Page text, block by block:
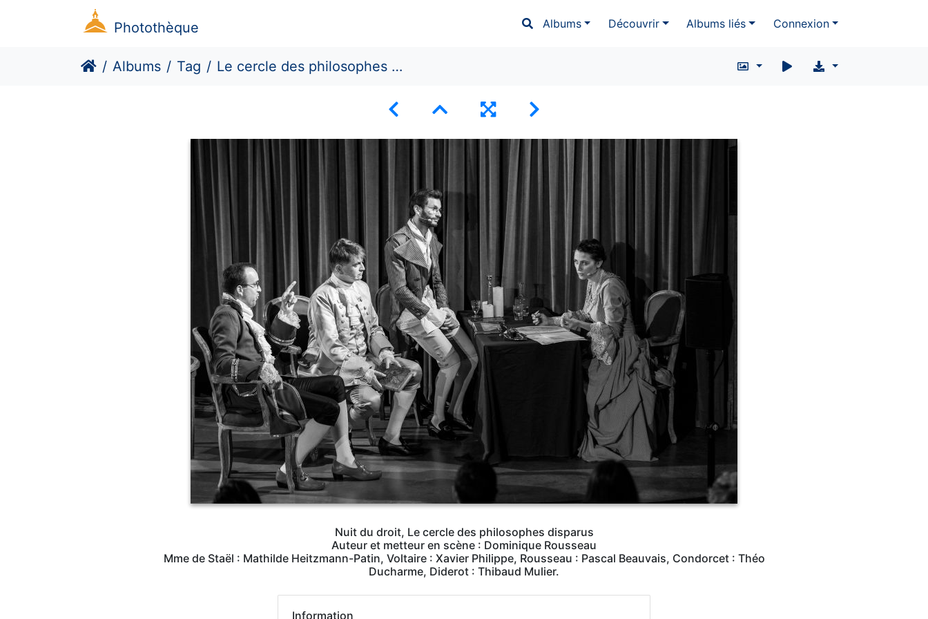
Photothèque Albums Découvrir Albums liés Connexion
Albums Tag Le cercle des philosophes disparus
Nuit du droit, Le cercle des philosophes disparus
Auteur et metteur en scène : Dominique Rousseau
Mme de Staël : Mathilde Heitzmann-Patin, Voltaire : Xavier Philippe, Rousseau : Pascal Beauvais, Condorcet : Théo
Ducharme, Diderot : Thibaud Mulier.
Information